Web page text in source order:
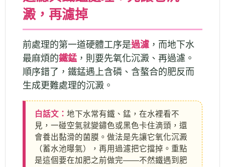
澱，再濾掉
前處理的第一道硬體工序是過濾 ，而地下水
最麻煩的鐵錳 ，則要先氧化沉澱、再過濾。
順序錯了，鐵錳遇上含磷、含螯合的肥反而
生成更難處理的沉澱。
白話文： 地下水常有鐵、錳，在水裡看不
見，一碰空氣就變鏽色或黑色卡住滴頭，還
會養出黏滑的菌膜。做法是先讓它氧化沉澱
（蓄水池曝氣），再用過濾把它擋掉。重點
是這個要在加肥之前做完——不然鐵遇到肥